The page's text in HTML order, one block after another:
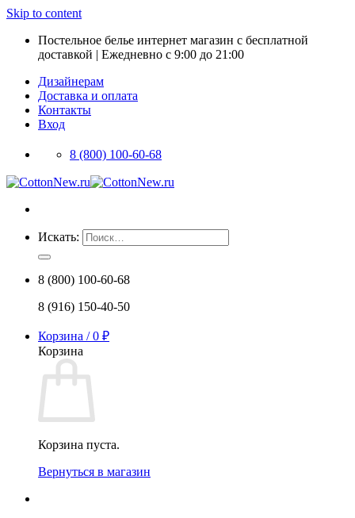
Skip to content
Постельное белье интернет магазин с бесплатной
доставкой | Ежедневно с 9:00 до 21:00
Дизайнерам
Доставка и оплата
Контакты
Вход
8 (800) 100-60-68
Искать:
8 (800) 100-60-68
8 (916) 150-40-50
Корзина /0 ₽
Корзина
Корзина пуста.
Вернуться в магазин